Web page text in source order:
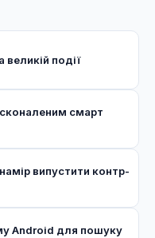
великій події
смарт
випустити контр-
Android для пошуку